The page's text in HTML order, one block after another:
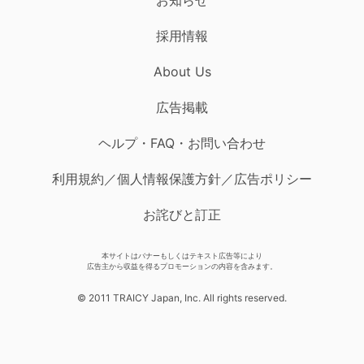
採用情報
About Us
広告掲載
ヘルプ・FAQ・お問い合わせ
利用規約／個人情報保護方針／広告ポリシー
お詫びと訂正
本サイトはバナーもしくはテキスト広告等により
広告主から収益を得るプロモーションの内容を含みます。
© 2011 TRAICY Japan, Inc. All rights reserved.